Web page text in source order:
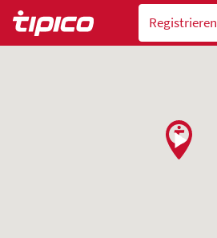
Registrieren